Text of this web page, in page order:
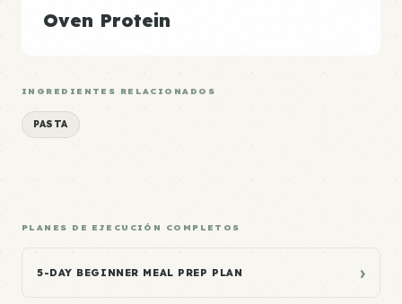
Oven Protein
INGREDIENTES RELACIONADOS
PASTA
PLANES DE EJECUCIÓN COMPLETOS
5-DAY BEGINNER MEAL PREP PLAN ›